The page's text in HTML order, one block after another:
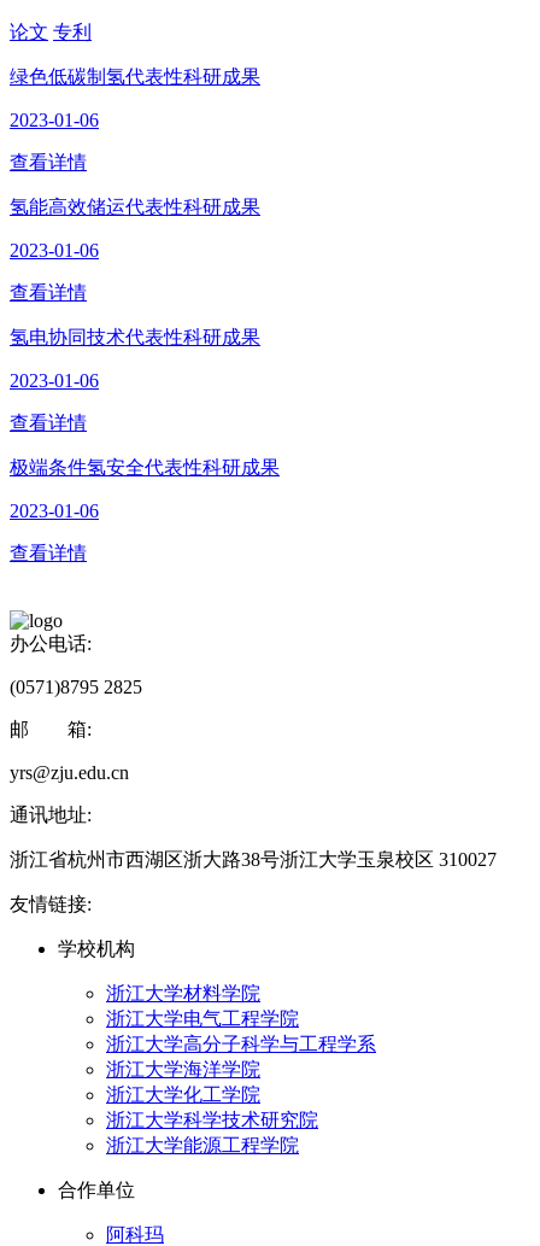
论文 专利
绿色低碳制氢代表性科研成果
2023-01-06
查看详情
氢能高效储运代表性科研成果
2023-01-06
查看详情
氢电协同技术代表性科研成果
2023-01-06
查看详情
极端条件氢安全代表性科研成果
2023-01-06
查看详情
办公电话:
(0571)8795 2825
邮 箱:
yrs@zju.edu.cn
通讯地址:
浙江省杭州市西湖区浙大路38号浙江大学玉泉校区 310027
友情链接:
学校机构
浙江大学材料学院
浙江大学电气工程学院
浙江大学高分子科学与工程学系
浙江大学海洋学院
浙江大学化工学院
浙江大学科学技术研究院
浙江大学能源工程学院
合作单位
阿科玛